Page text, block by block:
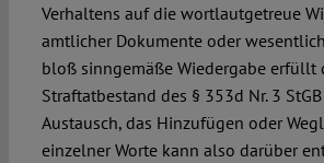
Verhaltens auf die wortlautgetreue
amtlicher Dokumente oder
bloß sinngemäße Wiedergabe erfüllt
Straftatbestand des § 353d Nr. 3
Austausch, das Hinzufügen oder
einzelner Worte kann also darüber